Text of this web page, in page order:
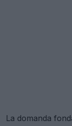
La domanda